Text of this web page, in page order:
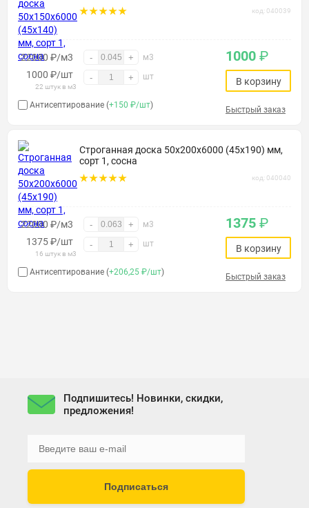
код: 040039
22000 ₽/м3 - + м3
1000 ₽/шт
22 штук в м3
- + шт
1000 ₽
Антисептирование (+150 ₽/шт)
В корзину
Быстрый заказ
Строганная доска 50х200х6000 (45х190) мм,
сорт 1, сосна
код: 040040
22000 ₽/м3 - + м3
1375₽/шт
16 штук в м3
- + шт
1375 ₽
Антисептирование (+206,25 ₽/шт)
В корзину
Быстрый заказ
Подпишитесь! Новинки, скидки,
предложения!
Подписаться